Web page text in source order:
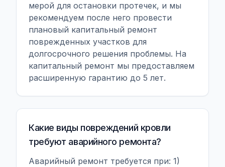
мерой для остановки протечек, и мы
рекомендуем после него провести
плановый капитальный ремонт
поврежденных участков для
долгосрочного решения проблемы. На
капитальный ремонт мы предоставляем
расширенную гарантию до 5 лет.
Какие виды повреждений кровли
требуют аварийного ремонта?
Аварийный ремонт требуется при: 1)